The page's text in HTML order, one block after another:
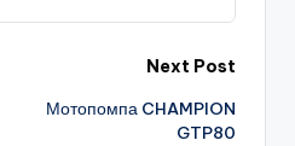
Next Post
Мотопомпа CHAMPION
GTP80